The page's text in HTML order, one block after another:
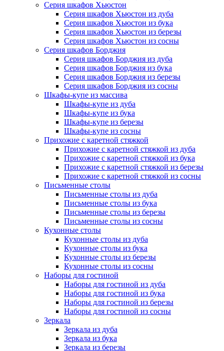
Серия шкафов Хьюстон
Серия шкафов Хьюстон из дуба
Серия шкафов Хьюстон из бука
Серия шкафов Хьюстон из березы
Серия шкафов Хьюстон из сосны
Серия шкафов Борджия
Серия шкафов Борджия из дуба
Серия шкафов Борджия из бука
Серия шкафов Борджия из березы
Серия шкафов Борджия из сосны
Шкафы-купе из массива
Шкафы-купе из дуба
Шкафы-купе из бука
Шкафы-купе из березы
Шкафы-купе из сосны
Прихожие с каретной стяжкой
Прихожие с каретной стяжкой из дуба
Прихожие с каретной стяжкой из бука
Прихожие с каретной стяжкой из березы
Прихожие с каретной стяжкой из сосны
Письменные столы
Письменные столы из дуба
Письменные столы из бука
Письменные столы из березы
Письменные столы из сосны
Кухонные столы
Кухонные столы из дуба
Кухонные столы из бука
Кухонные столы из березы
Кухонные столы из сосны
Наборы для гостиной
Наборы для гостиной из дуба
Наборы для гостиной из бука
Наборы для гостиной из березы
Наборы для гостиной из сосны
Зеркала
Зеркала из дуба
Зеркала из бука
Зеркала из березы